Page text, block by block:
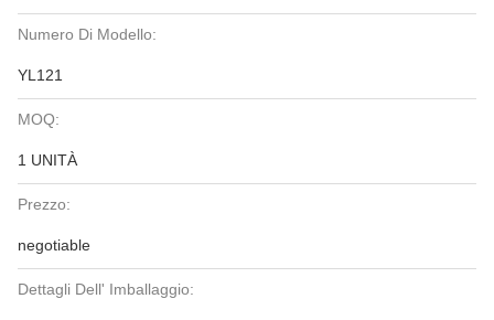
Numero Di Modello:
YL121
MOQ:
1 UNITÀ
Prezzo:
negotiable
Dettagli Dell' Imballaggio: